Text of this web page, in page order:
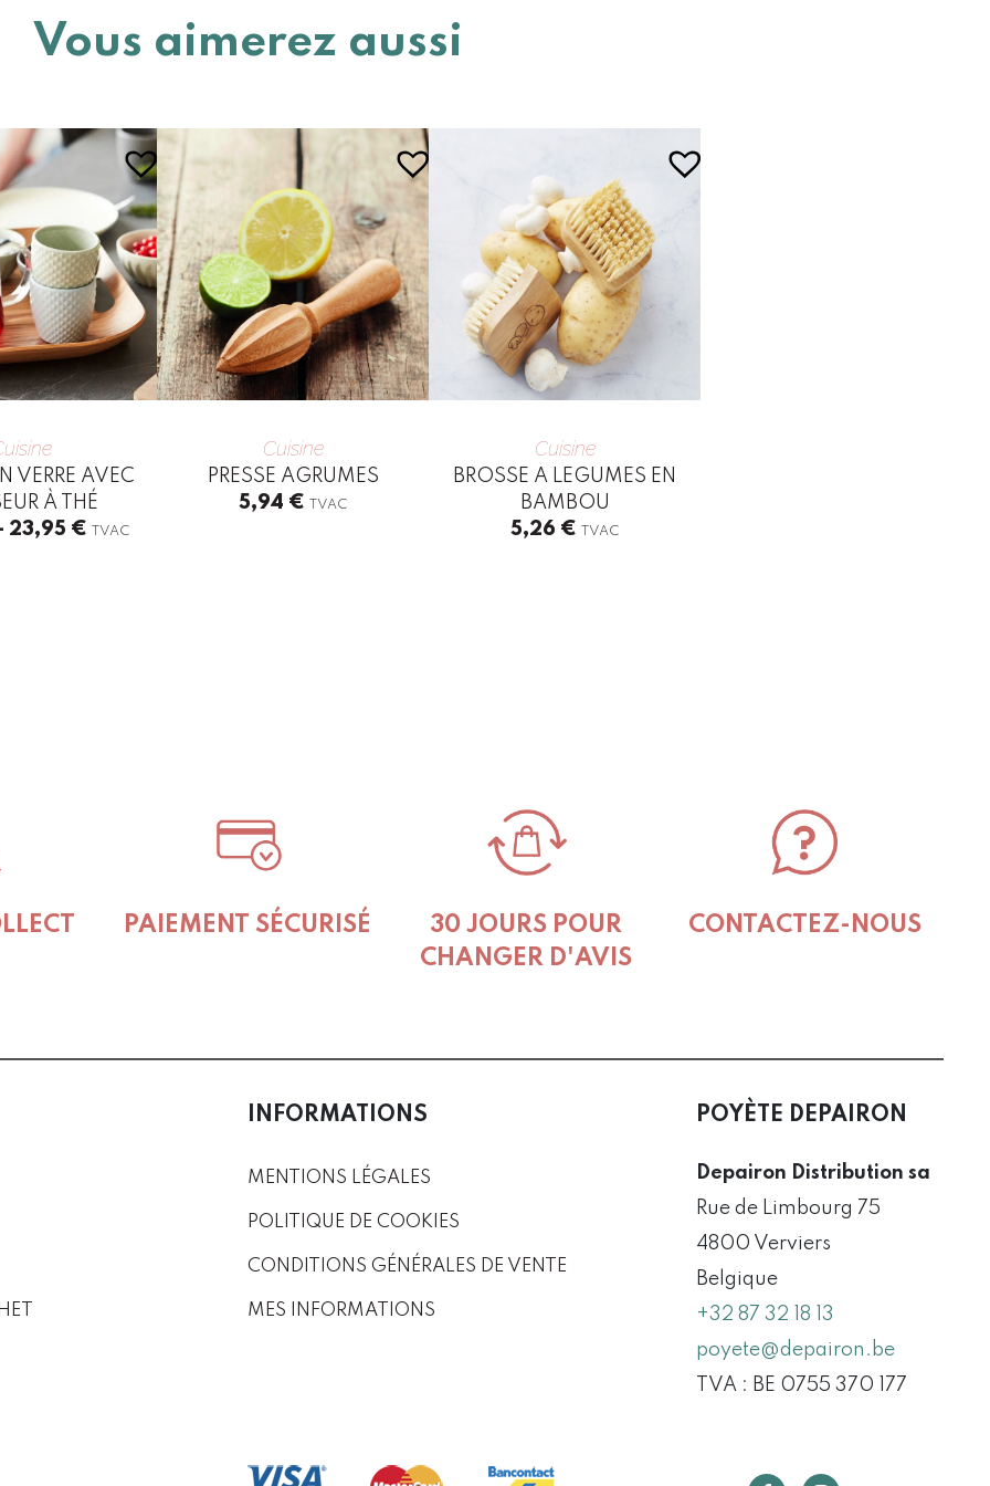
Vous aimerez aussi
VERRE AVEC
À THÉ
23,95 €Price
TVAC
Cuisine
PRESSE AGRUMES
5,94 € TVAC
Cuisine
BROSSE A LEGUMES EN
BAMBOU
5,26 € TVAC
PAIEMENT SÉCURISÉ
30 JOURS POUR
CHANGER D'AVIS
CONTACTEZ-NOUS
INFORMATIONS
MENTIONS LÉGALES
POLITIQUE DE COOKIES
CONDITIONS GÉNÉRALES DE VENTE
MES INFORMATIONS
POYÈTE DEPAIRON
Depairon Distribution sa
Rue de Limbourg 75
4800 Verviers
Belgique
+32 87 32 18 13
poyete@depairon.be
TVA : BE 0755 370 177